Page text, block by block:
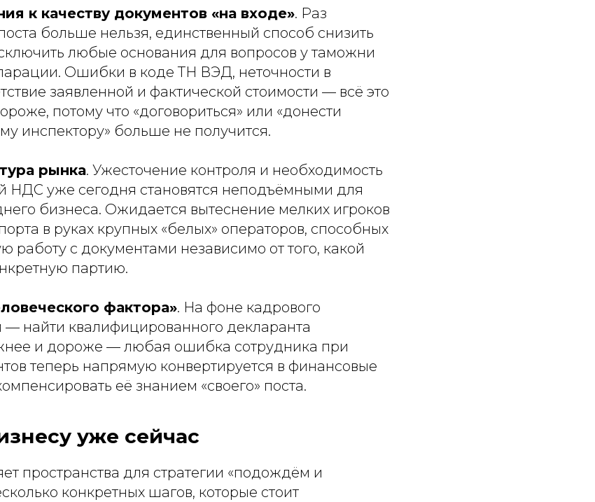
к качеству документов «на входе». Раз
больше нельзя, единственный способ снизить
любые основания для вопросов у таможни
Ошибки в коде ТН ВЭД, неточности в
заявленной и фактической стоимости — всё это
потому что «договориться» или «донести
инспектору» больше не получится.
рынка. Ужесточение контроля и необходимость
НДС уже сегодня становятся неподъёмными для
бизнеса. Ожидается вытеснение мелких игроков
в руках крупных «белых» операторов, способных
работу с документами независимо от того, какой
партию.
фактора». На фоне кадрового
— найти квалифицированного декларанта
и дороже — любая ошибка сотрудника при
теперь напрямую конвертируется в финансовые
её знанием «своего» поста.
уже сейчас
пространства для стратегии «подождём и
конкретных шагов, которые стоит